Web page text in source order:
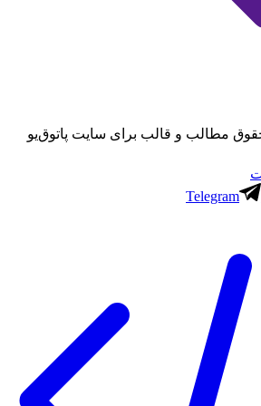
حقوق مطالب و قالب برای سایت پاتوق‌یو
Telegram